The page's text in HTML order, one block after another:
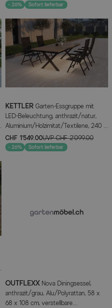
- 26% Sofort lieferbar
KETTLER Garten-Essgruppe mit
LED-Beleuchtung, anthrazit/natur,
Aluminium/Holzimitat/Textilene, 240 x
100 cm Tisch, 4 Klappstühle
CHF 1’549.00UVPCHF 2’099.00
- 26% Sofort lieferbar
OUTFLEXX Nova Diningsessel,
anthrazit/grau, Alu/Polyrattan, 58 x
68 x 108 cm, verstellbare